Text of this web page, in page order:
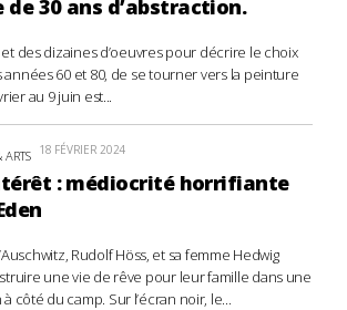
de 30 ans d’abstraction.
et des dizaines d’oeuvres pour décrire le choix
années 60 et 80, de se tourner vers la peinture
au 9 juin est...
ARTS 18 FÉVRIER 2024
: médiocrité horrifiante
Rudolf Höss, et sa femme Hedwig
une vie de rêve pour leur famille dans une
côté du camp. Sur l’écran noir, le...